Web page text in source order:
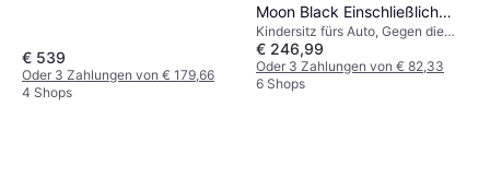
€ 539
Oder 3 Zahlungen von € 179,66
4 Shops
Moon Black Einschließlich
Basishalterung
Kindersitz fürs Auto, Gegen die
Fahrtrichtung, UN R129, i-Size,
Verstellbare Kopfstütze,
Neugeboreneneinsatz inklusive,
€ 246,99
Oder 3 Zahlungen von € 82,33
6 Shops